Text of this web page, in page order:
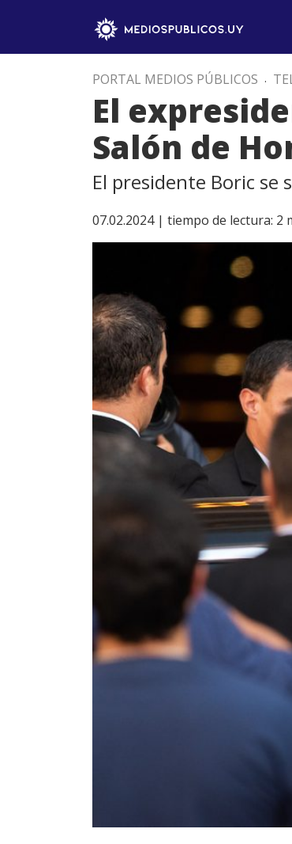
PORTAL MEDIOS PÚBLICOS .
El
Salón de
El presidente Boric se
07.02.2024 | tiempo de lectura: 2